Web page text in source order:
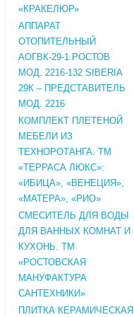
«КРАКЕЛЮР»
АППАРАТ
ОТОПИТЕЛЬНЫЙ
АОГВК-29-1 РОСТОВ
МОД. 2216-132 SIBERIA
29К – ПРЕДСТАВИТЕЛЬ
МОД. 2216
КОМПЛЕКТ ПЛЕТЕНОЙ
МЕБЕЛИ ИЗ
ТЕХНОРОТАНГА. ТМ
«ТЕРРАСА ЛЮКС»:
«ИБИЦА», «ВЕНЕЦИЯ»,
«МАТЕРА», «РИО»
СМЕСИТЕЛЬ ДЛЯ ВОДЫ
ДЛЯ ВАННЫХ КОМНАТ И
КУХОНЬ. ТМ
«РОСТОВСКАЯ
МАНУФАКТУРА
САНТЕХНИКИ»
ПЛИТКА КЕРАМИЧЕСКАЯ